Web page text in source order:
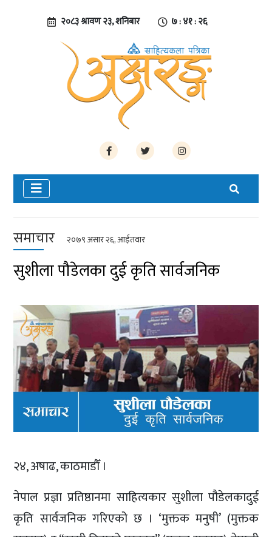
२०८३ श्रावण २३, शनिबार ७ : ४१ : २७
समाचार २०७९ असार २६, आईतवार
सुशीला पौडेलका दुई कृति सार्वजनिक
२४, अषाढ, काठमाडौँ ।
नेपाल प्रज्ञा प्रतिष्ठानमा साहित्यकार सुशीला पौडेलकादुई
कृति सार्वजनिक गरिएको छ । ‘मुक्तक मनुषी’ (मुक्तक